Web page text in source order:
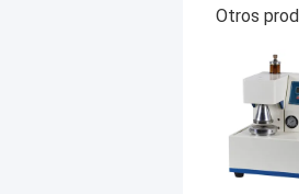
Otros